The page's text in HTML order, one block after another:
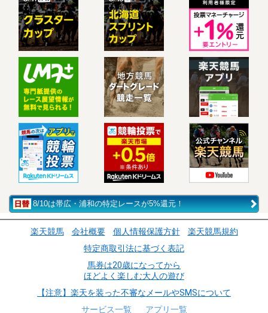
8/10は帯広・浦和の特定レースが5%還元！
楽天競馬 会社概要 個人情報保護方針
楽天競馬規約
特定商取引法に基づく表記
馬券は20歳になってから
ほどよく楽しむ大人の遊び
【注意】楽天を装った不審なメールやSMSについて
サービス一覧
アプリ一覧